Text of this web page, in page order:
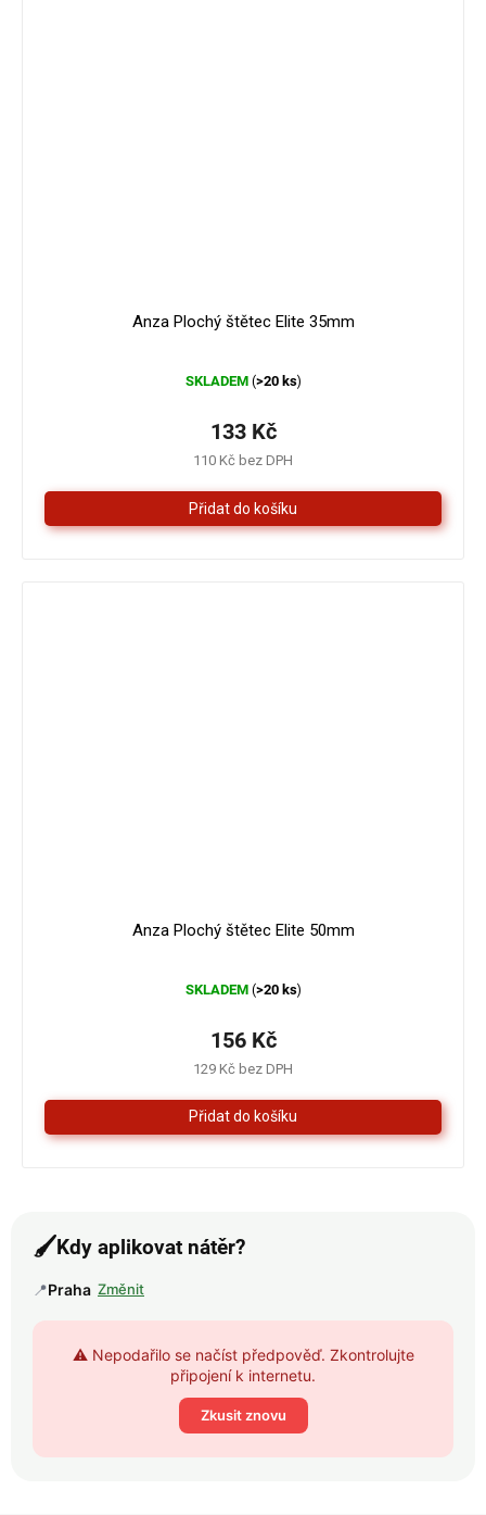
Anza Plochý štětec Elite 35mm
hodnocení
je
z
5
hvězdiček.
SKLADEM (>20 ks)
110 Kč bez DPH
133 Kč
Anza Plochý štětec Elite 50mm
hodnocení
je
4,0
z
5
hvězdiček.
SKLADEM (>20 ks)
129 Kč bez DPH
156 Kč
🖌️Kdy aplikovat nátěr?
📍Praha Změnit
⚠️ Nepodařilo se načíst předpověď. Zkontrolujte
připojení k internetu.
Zkusit znovu